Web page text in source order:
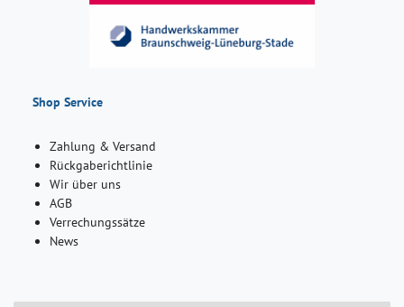
Shop Service
Zahlung & Versand
Rückgaberichtlinie
Wir über uns
AGB
Verrechungssätze
News